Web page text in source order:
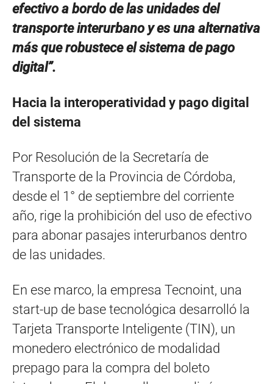
efectivo a bordo de las unidades del
transporte interurbano y es una alternativa
más que robustece el sistema de pago
digital”.
Hacia la interoperatividad y pago digital
del sistema
Por Resolución de la Secretaría de
Transporte de la Provincia de Córdoba,
desde el 1° de septiembre del corriente
año, rige la prohibición del uso de efectivo
para abonar pasajes interurbanos dentro
de las unidades.
En ese marco, la empresa Tecnoint, una
start-up de base tecnológica desarrolló la
Tarjeta Transporte Inteligente (TIN), un
monedero electrónico de modalidad
prepago para la compra del boleto